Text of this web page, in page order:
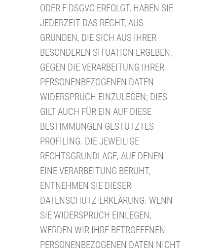
ODER F DSGVO ERFOLGT, HABEN SIE
JEDERZEIT DAS RECHT, AUS
GRÜNDEN, DIE SICH AUS IHRER
BESONDEREN SITUATION ERGEBEN,
GEGEN DIE VERARBEITUNG IHRER
PERSONENBEZOGENEN DATEN
WIDERSPRUCH EINZULEGEN; DIES
GILT AUCH FÜR EIN AUF DIESE
BESTIMMUNGEN GESTÜTZTES
PROFILING. DIE JEWEILIGE
RECHTSGRUNDLAGE, AUF DENEN
EINE VERARBEITUNG BERUHT,
ENTNEHMEN SIE DIESER
DATENSCHUTZ-ERKLÄRUNG. WENN
SIE WIDERSPRUCH EINLEGEN,
WERDEN WIR IHRE BETROFFENEN
PERSONENBEZOGENEN DATEN NICHT